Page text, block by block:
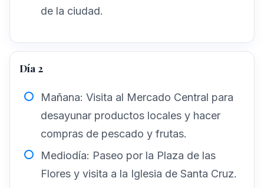
de la ciudad.
Día 2
Mañana: Visita al Mercado Central para
desayunar productos locales y hacer
compras de pescado y frutas.
Mediodía: Paseo por la Plaza de las
Flores y visita a la Iglesia de Santa Cruz.